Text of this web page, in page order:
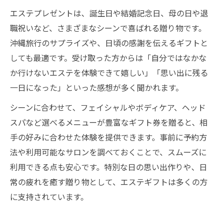
エステプレゼントは、誕生日や結婚記念日、母の日や退
職祝いなど、さまざまなシーンで喜ばれる贈り物です。
沖縄旅行のサプライズや、日頃の感謝を伝えるギフトと
しても最適です。受け取った方からは「自分ではなかな
か行けないエステを体験できて嬉しい」「思い出に残る
一日になった」といった感想が多く聞かれます。
シーンに合わせて、フェイシャルやボディケア、ヘッド
スパなど選べるメニューが豊富なギフト券を贈ると、相
手の好みに合わせた体験を提供できます。事前に予約方
法や利用可能なサロンを調べておくことで、スムーズに
利用できる点も安心です。特別な日の思い出作りや、日
常の疲れを癒す贈り物として、エステギフトは多くの方
に支持されています。